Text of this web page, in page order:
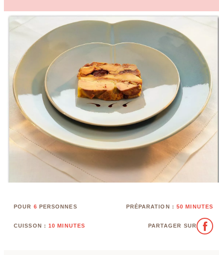
POUR 6 PERSONNES PRÉPARATION : 50 MINUTES
CUISSON : 10 MINUTES PARTAGER SUR